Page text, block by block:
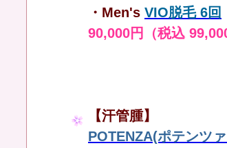
・Men's VIO脱毛 6回
90,000円（税込
【汗管腫】
POTENZA(ポテンツ